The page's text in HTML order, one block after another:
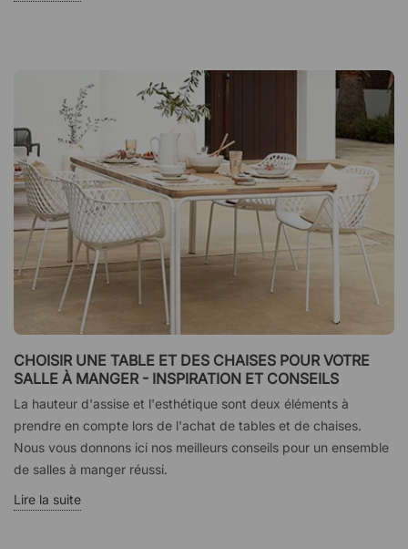
CHOISIR UNE TABLE ET DES CHAISES POUR VOTRE
SALLE À MANGER - INSPIRATION ET CONSEILS
La hauteur d'assise et l'esthétique sont deux éléments à
prendre en compte lors de l'achat de tables et de chaises.
Nous vous donnons ici nos meilleurs conseils pour un ensemble
de salles à manger réussi.
Lire la suite